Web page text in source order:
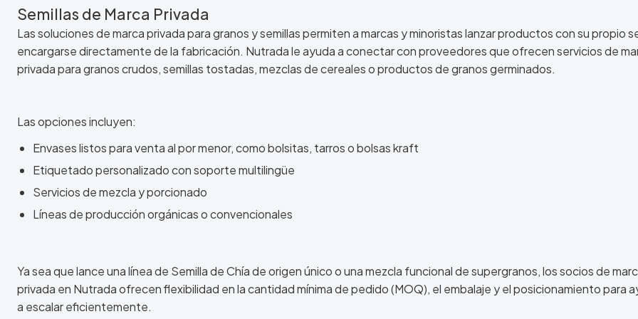
Semillas de Marca Privada
Las soluciones de marca privada para granos y semillas permiten a marcas y minoristas lanzar productos con su propio
encargarse directamente de la fabricación. Nutrada le ayuda a conectar con proveedores que ofrecen servicios de
privada para granos crudos, semillas tostadas, mezclas de cereales o productos de granos germinados.
Las opciones incluyen:
Envases listos para venta al por menor, como bolsitas, tarros o bolsas kraft
Etiquetado personalizado con soporte multilingüe
Servicios de mezcla y porcionado
Líneas de producción orgánicas o convencionales
Ya sea que lance una línea de Semilla de Chía de origen único o una mezcla funcional de supergranos, los socios de
privada en Nutrada ofrecen flexibilidad en la cantidad mínima de pedido (MOQ), el embalaje y el posicionamiento para
a escalar eficientemente.